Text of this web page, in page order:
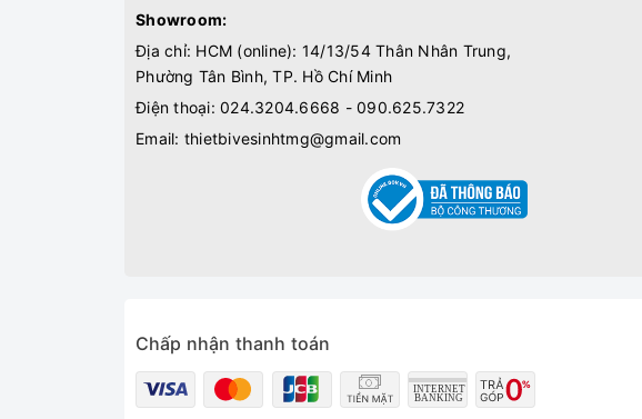
Showroom:
Địa chỉ: HCM (online): 14/13/54 Thân Nhân Trung,
Phường Tân Bình, TP. Hồ Chí Minh
Điện thoại: 024.3204.6668 - 090.625.7322
Email: thietbivesinhtmg@gmail.com
Chấp nhận thanh toán